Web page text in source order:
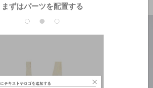
まずはパーツを配置する